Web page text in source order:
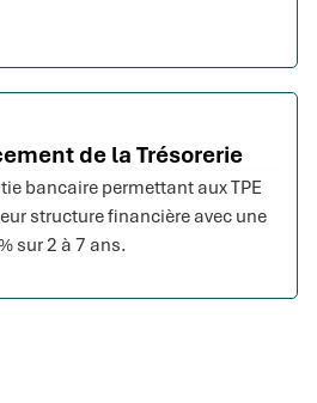
de la Trésorerie
bancaire permettant aux TPE
structure financière avec une
sur 2 à 7 ans.